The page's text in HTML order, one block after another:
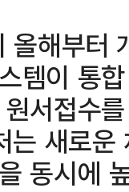
올해부터
템이 통
서접수
는 새로
동시에